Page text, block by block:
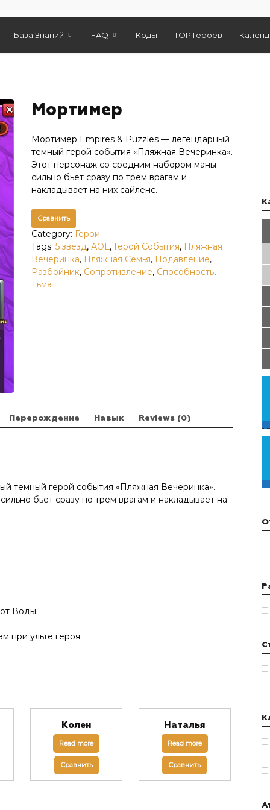
База Знаний FAQ Коды TOP Героев
Мортимер
Мортимер Empires & Puzzles — легендарный
темный герой события «Пляжная Вечеринка».
Этот персонаж со средним набором маны
сильно бьет сразу по трем врагам и
накладывает на них сайленс.
Сравнить
Category: Герои
Tags: 5 звезд, АОЕ, Герой События, Пляжная
Вечеринка, Пляжная Семья, Подавление,
Разбойник, Сопротивление, Способность,
Тьма
Перерождение Навык Reviews (0)
темный герой события «Пляжная Вечеринка».
бьет сразу по трем врагам и накладывает на
Воды.
при ульте героя.
Колен
Read more
Сравнить
Наталья
Read more
Сравнить